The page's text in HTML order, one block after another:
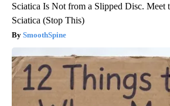
Sciatica Is Not from a Slipped Disc. Meet
Sciatica (Stop This)
SmoothSpine